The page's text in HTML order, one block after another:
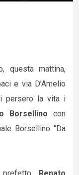
questa mattina,
e via D’Amelio
persero la vita i
Borsellino con
Borsellino “Da